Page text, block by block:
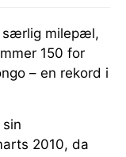
særlig milepæl,
150 for
– en rekord i
2010, da